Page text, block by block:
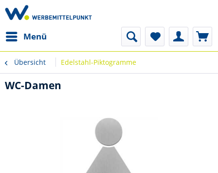
Menü
Übersicht Edelstahl-Piktogramme
WC-Damen